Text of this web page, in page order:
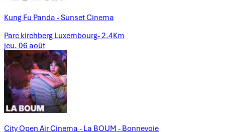
Kung Fu Panda - Sunset Cinema
Parc kirchberg Luxembourg-2.4Km
jeu. 06 août
City Open Air Cinema - La BOUM - Bonnevoie